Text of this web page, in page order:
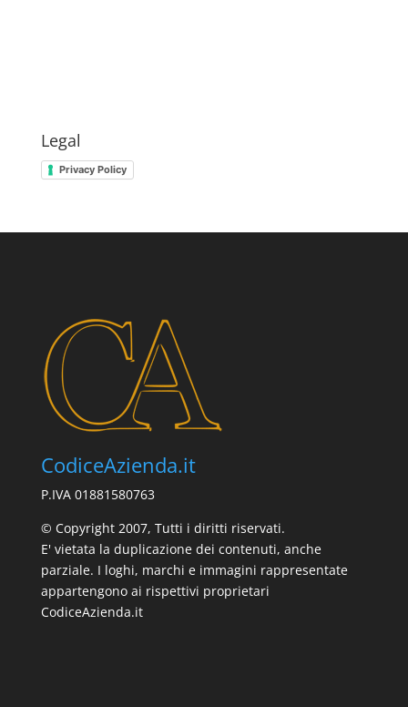
Legal
Privacy Policy
CodiceAzienda.it
P.IVA 01881580763
© Copyright 2007, Tutti i diritti riservati.
E' vietata la duplicazione dei contenuti, anche
parziale. I loghi, marchi e immagini rappresentate
appartengono ai rispettivi proprietari
CodiceAzienda.it